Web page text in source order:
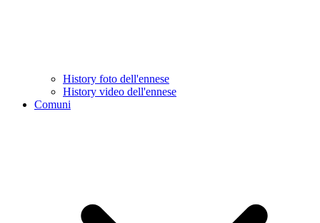
History foto dell'ennese
History video dell'ennese
Comuni